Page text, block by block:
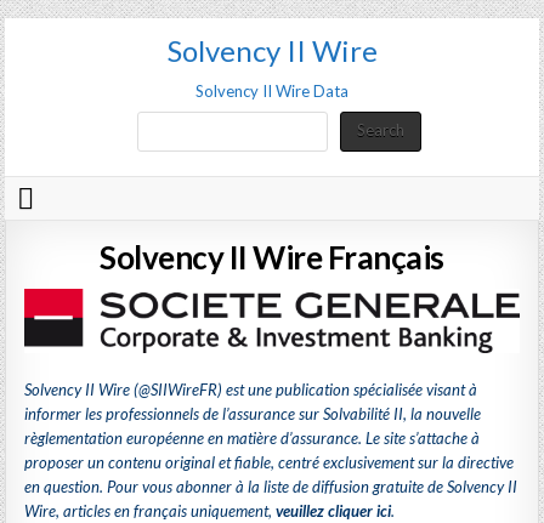
Solvency II Wire
Solvency II Wire Data
SearchSearch
Solvency II Wire Français
Solvency II Wire (@SIIWireFR) est une publication spécialisée visant à
informer les professionnels de l’assurance sur Solvabilité II, la nouvelle
règlementation européenne en matière d’assurance. Le site s’attache à
proposer un contenu original et fiable, centré exclusivement sur la directive
en question. Pour vous abonner à la liste de diffusion gratuite de Solvency II
Wire, articles en français uniquement, veuillez cliquer ici.